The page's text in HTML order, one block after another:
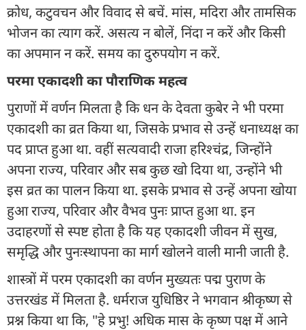
क्रोध, कटुवचन और विवाद से बचें. मांस, मदिरा और तामसिक
भोजन का त्याग करें. असत्य न बोलें, निंदा न करें और किसी
का अपमान न करें. समय का दुरुपयोग न करें.
परमा एकादशी का पौराणिक महत्व
पुराणों में वर्णन मिलता है कि धन के देवता कुबेर ने भी परमा
एकादशी का व्रत किया था, जिसके प्रभाव से उन्हें धनाध्यक्ष का
पद प्राप्त हुआ था. वहीं सत्यवादी राजा हरिश्चंद्र, जिन्होंने
अपना राज्य, परिवार और सब कुछ खो दिया था, उन्होंने भी
इस व्रत का पालन किया था. इसके प्रभाव से उन्हें अपना खोया
हुआ राज्य, परिवार और वैभव पुनः प्राप्त हुआ था. इन
उदाहरणों से स्पष्ट होता है कि यह एकादशी जीवन में सुख,
समृद्धि और पुनःस्थापना का मार्ग खोलने वाली मानी जाती है.
शास्त्रों में परम एकादशी का वर्णन मुख्यतः पद्म पुराण के
उत्तरखंड में मिलता है. धर्मराज युधिष्ठिर ने भगवान श्रीकृष्ण से
प्रश्न किया था कि, "हे प्रभु! अधिक मास के कृष्ण पक्ष में आने